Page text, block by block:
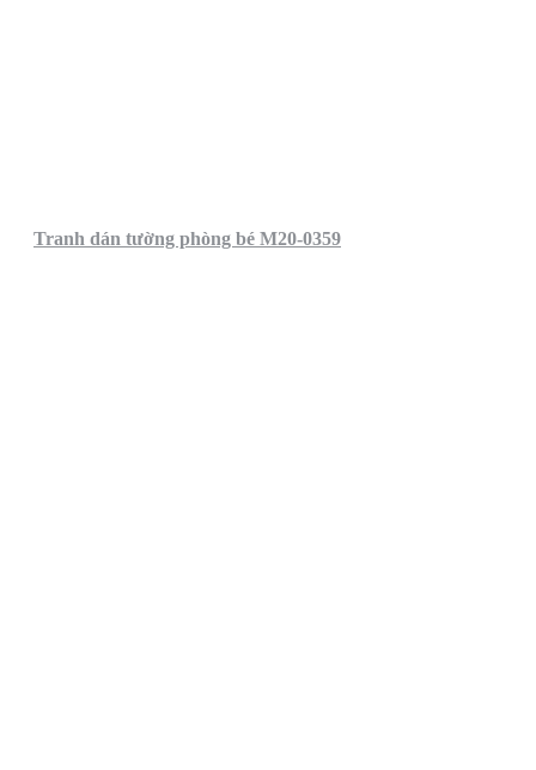
Tranh dán tường phòng bé M20-0359